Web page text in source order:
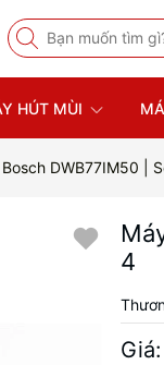
HÚT MÙI
DWB77IM50 |
4
Giá: